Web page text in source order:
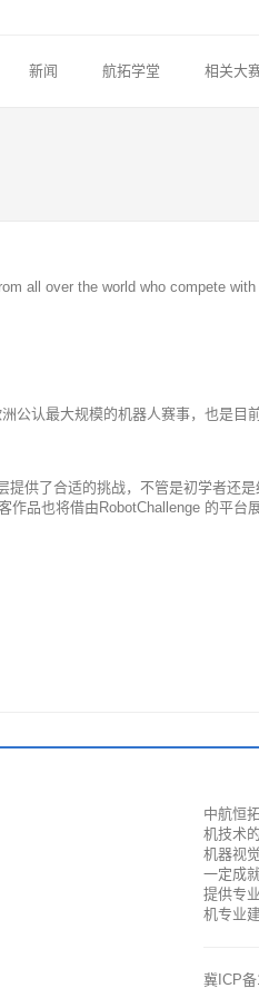
新闻 航拓学堂 相关大
all over the world who compete
认最大规模的机器人赛事，也是目
了合适的挑战，不管是初学者还是
品也将借由RobotChallenge 的平台
中航恒
机技术
机器视
一定成
提供专
机专业
冀ICP备